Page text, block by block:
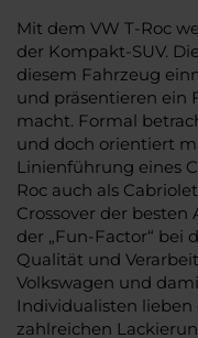
Mit dem VW T-Roc
der Kompakt-SUV.
diesem Fahrzeug
und präsentieren ein
macht. Formal
und doch orientiert
Linienführung eines
Roc auch als
Crossover der
der „Fun-Factor“ bei
Qualität und
Volkswagen und
Individualisten
zahlreichen